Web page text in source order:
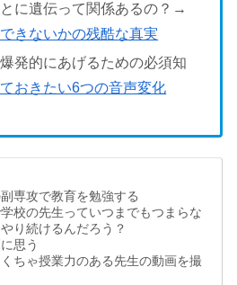
に遺伝って関係あるの？→
きないかの残酷な真実
発的にあげるための必須知
おきたい6つの音声変化
副専攻で教育を勉強する
学校の先生っていつまでもつまらな
り続けるんだろう？
思う
くちゃ授業力のある先生の動画を撮